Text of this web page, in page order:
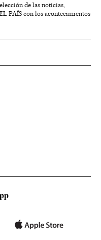
de las noticias,
PAÍS con los acontecimientos